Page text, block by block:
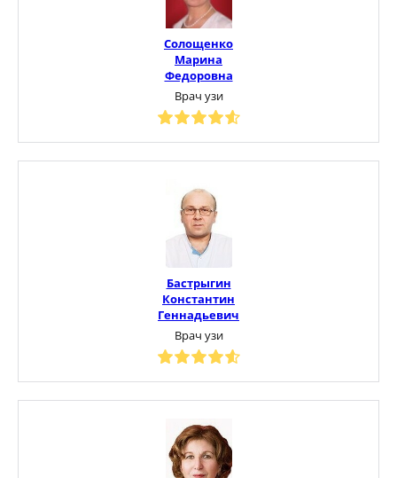
Солощенко
Марина
Федоровна
Врач узи
Бастрыгин
Константин
Геннадьевич
Врач узи